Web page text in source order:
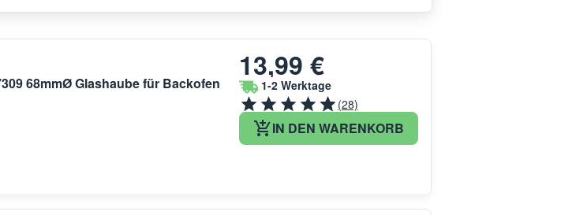
68mmØ Glashaube für Backofen
13,99 €
1-2 Werktage
(28)
IN DEN WARENKORB